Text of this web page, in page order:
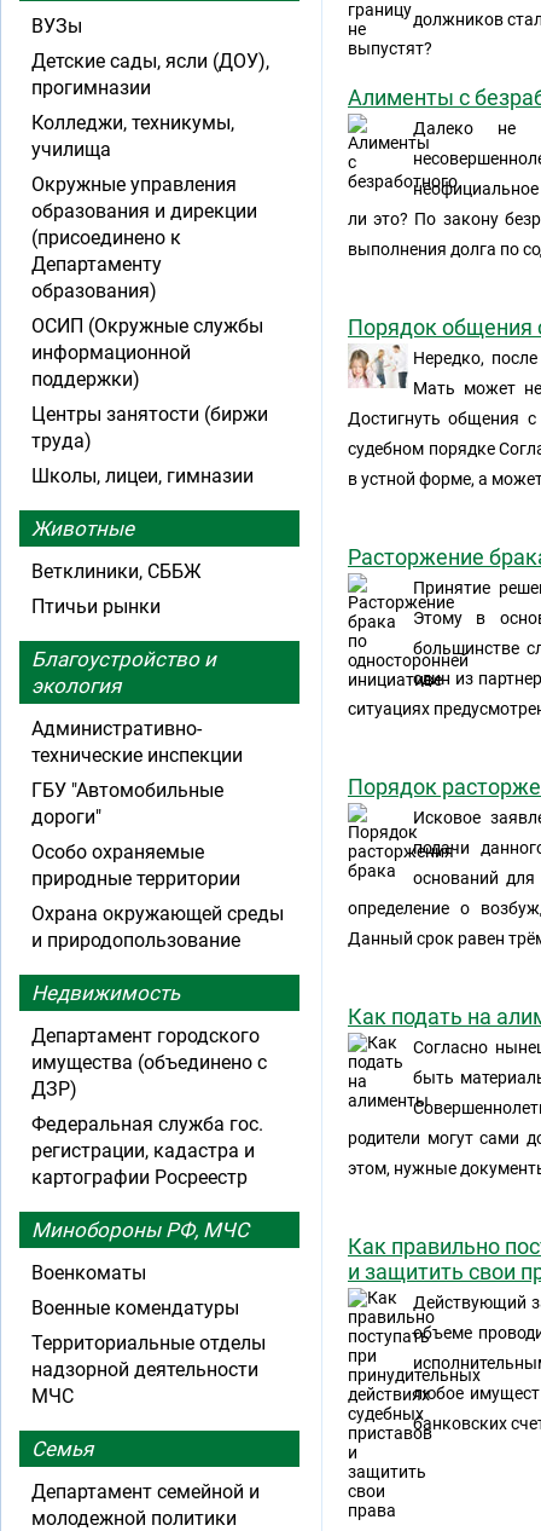
должников
Алименты с
Далеко не
неофициальное
ли это? По закону
выполнения долга по
Порядок общения
Нередко,
Мать может
Достигнуть общения
судебном порядке
в устной форме, а
Расторжение
Принятие
Этому в
большинстве
один из
ситуациях
Порядок
Исковое
подачи
оснований для
определение о
Данный срок равен
Как подать на
Согласно
быть
родители могут сами
этом, нужные
Как правильно
и защитить свои
Действующий
объеме
любое
банковских
ВУЗы
Детские сады, ясли (ДОУ),
прогимназии
Колледжи, техникумы,
училища
Окружные управления
образования и дирекции
(присоединено к
Департаменту
образования)
ОСИП (Окружные службы
информационной
поддержки)
Центры занятости (биржи
труда)
Школы, лицеи, гимназии
Животные
Ветклиники, СББЖ
Птичьи рынки
Благоустройство и
экология
Административно-
технические инспекции
ГБУ "Автомобильные
дороги"
Особо охраняемые
природные территории
Охрана окружающей среды
и природопользование
Недвижимость
Департамент городского
имущества (объединено с
ДЗР)
Федеральная служба гос.
регистрации, кадастра и
картографии Росреестр
Минобороны РФ, МЧС
Военкоматы
Военные комендатуры
Территориальные отделы
надзорной деятельности
МЧС
Семья
Департамент семейной и
молодежной политики